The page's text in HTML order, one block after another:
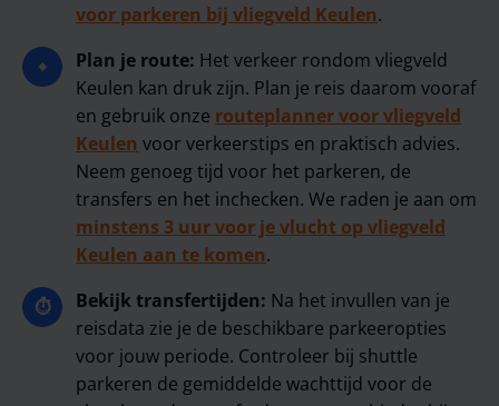
voor parkeren bij vliegveld Keulen.
⌖ Plan je route: Het verkeer rondom vliegveld
Keulen kan druk zijn. Plan je reis daarom vooraf
en gebruik onze routeplanner voor vliegveld
Keulen voor verkeerstips en praktisch advies.
Neem genoeg tijd voor het parkeren, de
transfers en het inchecken. We raden je aan om
minstens 3 uur voor je vlucht op vliegveld
Keulen aan te komen.
⏱ Bekijk transfertijden: Na het invullen van je
reisdata zie je de beschikbare parkeeropties
voor jouw periode. Controleer bij shuttle
parkeren de gemiddelde wachttijd voor de